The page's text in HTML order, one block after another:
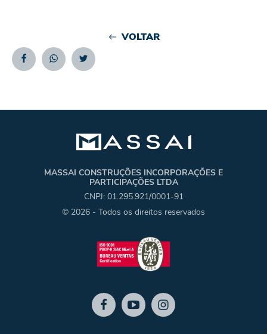
VOLTAR
FacebookWhatsappTwitter
MASSAI CONSTRUÇÕES INCORPORAÇÕES E
PARTICIPAÇÕES LTDA
CNPJ: 01.295.921/0001-91
© 2026 - Todos os direitos reservados